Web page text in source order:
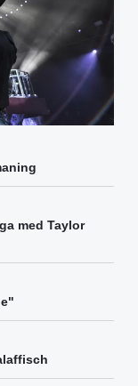
med Taylor